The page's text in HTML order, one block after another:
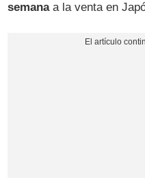
semanaa la venta en